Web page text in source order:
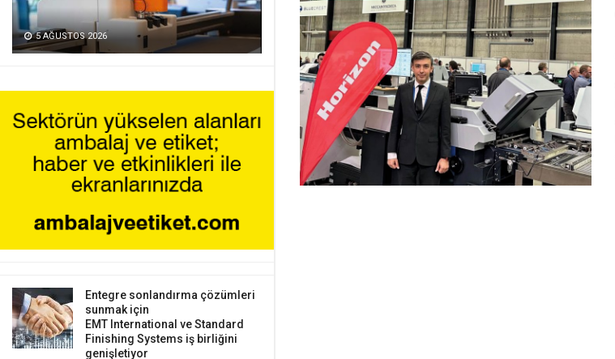
5 AĞUSTOS 2026
Entegre sonlandırma çözümleri
sunmak için
EMT International ve Standard
Finishing Systems iş birliğini
genişletiyor